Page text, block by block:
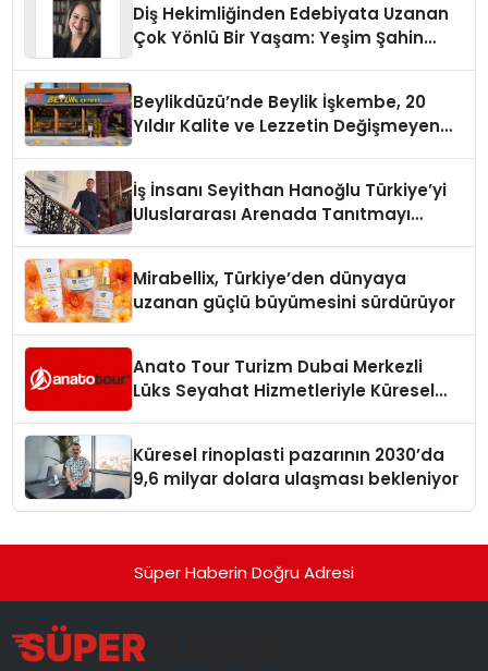
Diş Hekimliğinden Edebiyata Uzanan
Çok Yönlü Bir Yaşam: Yeşim Şahin
Beylikdüzü’nde Beylik İşkembe, 20
Yıldır Kalite ve Lezzetin Değişmeyen
İş İnsanı Seyithan Hanoğlu Türkiye’yi
Uluslararası Arenada Tanıtmayı
Mirabellix, Türkiye’den dünyaya
uzanan güçlü büyümesini sürdürüyor
Anato Tour Turizm Dubai Merkezli
Lüks Seyahat Hizmetleriyle Küresel
Küresel rinoplasti pazarının 2030’da
9,6 milyar dolara ulaşması bekleniyor
Süper Haberin Doğru Adresi